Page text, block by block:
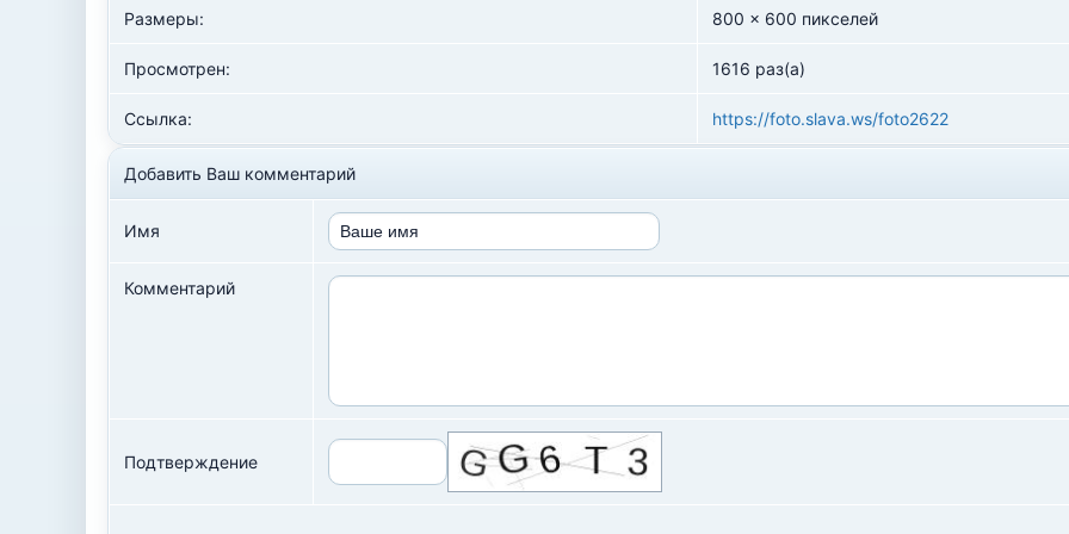
Размеры: 800 x 600 пикселей
Просмотрен: 1616 раз(а)
Ссылка: https://foto.slava.ws/foto2622
Добавить Ваш комментарий
Имя
Комментарий
Подтверждение